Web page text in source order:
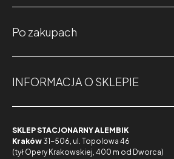
Po zakupach
INFORMACJA O SKLEPIE
SKLEP STACJONARNY ALEMBIK
Kraków 31-506, ul. Topolowa 46
(tył Opery Krakowskiej, 400 m od Dworca)